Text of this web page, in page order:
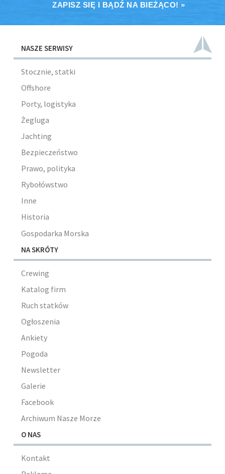
ZAPISZ SIĘ I BĄDŹ NA BIEŻĄCO! »
NASZE SERWISY
Stocznie, statki
Offshore
Porty, logistyka
Żegluga
Jachting
Bezpieczeństwo
Prawo, polityka
Rybołówstwo
Inne
Historia
Gospodarka Morska
NA SKRÓTY
Crewing
Katalog firm
Ruch statków
Ogłoszenia
Ankiety
Pogoda
Newsletter
Galerie
Facebook
Archiwum Nasze Morze
O NAS
Kontakt